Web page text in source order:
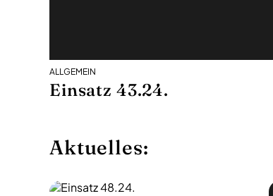
ALLGEMEIN
Einsatz 43.24.
Aktuelles: